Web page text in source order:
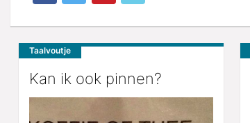
Taalvoutje
Kan ik ook pinnen?